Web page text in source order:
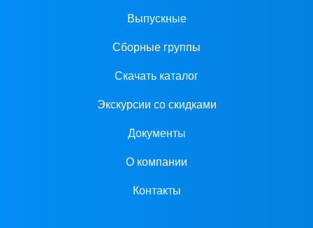
Выпускные
Сборные группы
Скачать каталог
Экскурсии со скидками
Документы
О компании
Контакты